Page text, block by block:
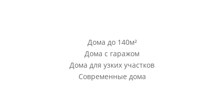
Дома до 140м²
Дома с гаражом
Дома для узких участков
Современные дома